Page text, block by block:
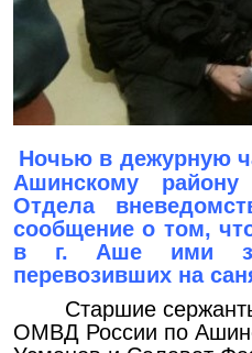
Ночью в дежурную
Ашинскому
Отдела
сообщение о том,
в г. Аше ими
перевозивших на
Старшие
ОМВД России по